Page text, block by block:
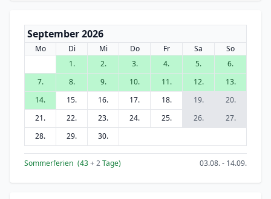
September 2026
Mo Di Mi Do Fr Sa
So
1.
2. 3. 4. 5.
6.
7.
8. 9. 10. 11. 12.
13.
14.
15. 16. 17. 18. 19.
20.
21.
22. 23. 24. 25. 26.
27.
28.
29. 30.
Sommerferien (43+ 2Tage) 03.08. - 14.09.